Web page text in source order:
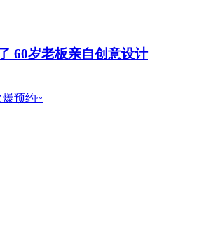
60岁老板亲自创意设计
爆预约~